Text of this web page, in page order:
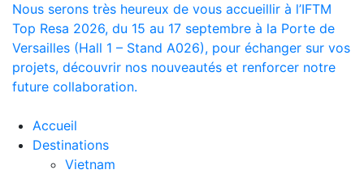
Nous serons très heureux de vous accueillir à l’IFTM
Top Resa 2026, du 15 au 17 septembre à la Porte de
Versailles (Hall 1 – Stand A026), pour échanger sur vos
projets, découvrir nos nouveautés et renforcer notre
future collaboration.
Accueil
Destinations
Vietnam